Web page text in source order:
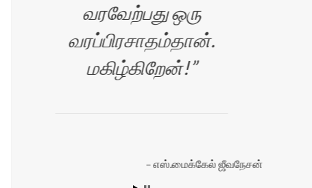
வரவேற்பது ஒரு
வரப்பிரசாதம்தான்.
மகிழ்கிறேன்!
எஸ்.மைக்கேல் ஜீவநேசன்